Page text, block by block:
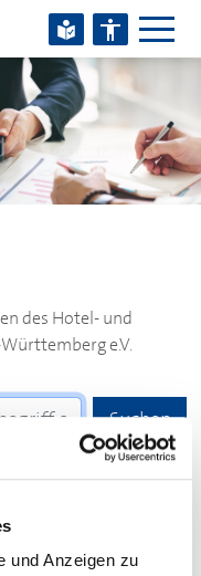
und Anzeigen zu
des Hotel- und
e.V.